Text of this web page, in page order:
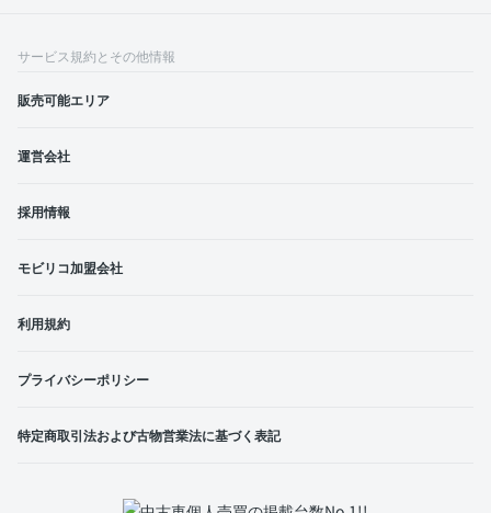
サービス規約とその他情報
販売可能エリア
運営会社
採用情報
モビリコ加盟会社
利用規約
プライバシーポリシー
特定商取引法および古物営業法に基づく表記